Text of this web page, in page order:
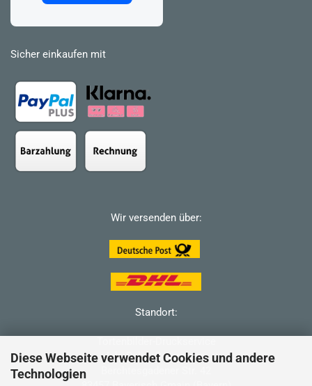
Diese Webseite verwendet Cookies und andere
Technologien
Sicher einkaufen mit
Wir versenden über:
Standort:
Inh: Ralph Ostermann